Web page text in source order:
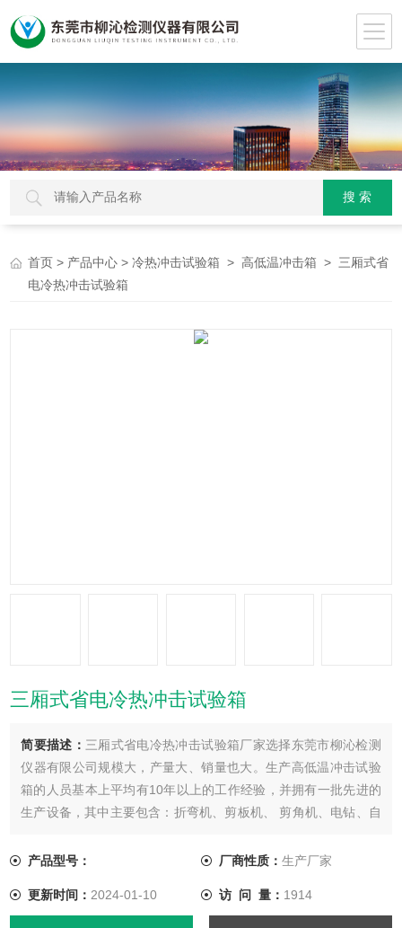
首页 > 产品中心 >冷热冲击试验箱 >高低温冲击箱 > 三厢式省
电冷热冲击试验箱
三厢式省电冷热冲击试验箱
简要描述： 三厢式省电冷热冲击试验箱厂家选择东莞市柳沁检测
仪器有限公司规模大，产量大、销量也大。生产高低温冲击试验
箱的人员基本上平均有10年以上的工作经验，并拥有一批先进的
生产设备，其中主要包含：折弯机、剪板机、 剪角机、电钻、自
从焊接、组装、制冷安装、电路安装、调试等环节，出厂具备出
产品型号： 厂商性质： 生产厂家
更新时间： 2024-01-10 访 问 量： 1914